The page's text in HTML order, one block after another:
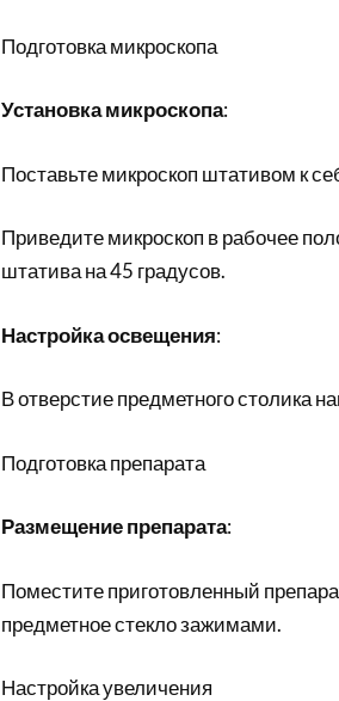
Подготовка микроскопа
Установка микроскопа:
Поставьте микроскоп штативом к
Приведите микроскоп в рабочее
штатива на 45 градусов.
Настройка освещения:
В отверстие предметного столика
Подготовка препарата
Размещение препарата:
Поместите приготовленный
предметное стекло зажимами.
Настройка увеличения